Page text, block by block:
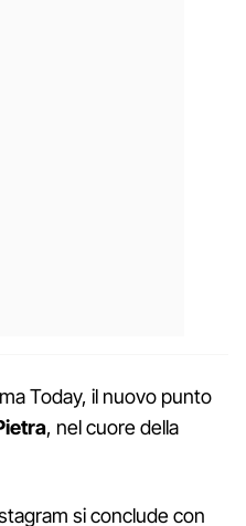
Today, il nuovo punto
, nel cuore della
si conclude con